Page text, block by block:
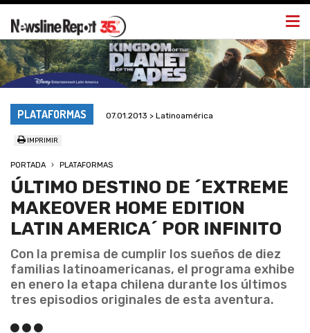
PLATAFORMAS 07.01.2013 > Latinoamérica
IMPRIMIR
PORTADA PLATAFORMAS
ÚLTIMO DESTINO DE ´EXTREME
MAKEOVER HOME EDITION
LATIN AMERICA´ POR INFINITO
Con la premisa de cumplir los sueños de diez
familias latinoamericanas, el programa exhibe
en enero la etapa chilena durante los últimos
tres episodios originales de esta aventura.